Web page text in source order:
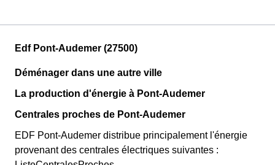
Edf Pont-Audemer (27500)
Déménager dans une autre ville
La production d'énergie à Pont-Audemer
Centrales proches de Pont-Audemer
EDF Pont-Audemer distribue principalement l'énergie
provenant des centrales électriques suivantes :